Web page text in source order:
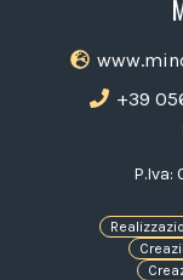
+39
P.Iva: